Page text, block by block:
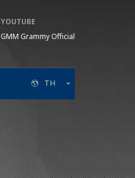
YOUTUBE
GMM Grammy Official
TH